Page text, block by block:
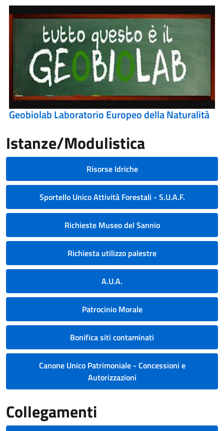
Geobiolab Laboratorio Europeo della Naturalità
Istanze/Modulistica
Risorse Idriche
Sportello Unico Attività Forestali - S.U.A.F.
Richieste Museo del Sannio
Richiesta utilizzo palestre
A.U.A.
Patrocinio Morale
Bonifica siti contaminati
Canone Unico Patrimoniale - Concessioni e
Autorizzazioni
Collegamenti